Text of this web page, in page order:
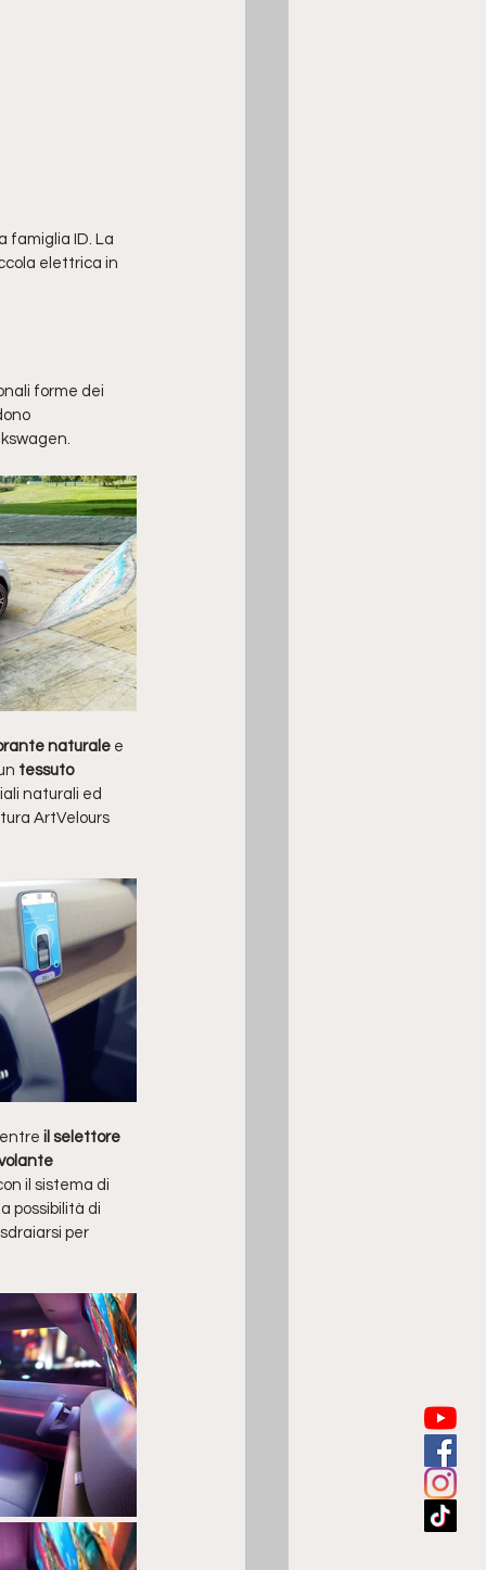
famiglia ID. La
elettrica in
forme dei
naturale e
tessuto
naturali ed
ArtVelours
il selettore
il sistema di
possibilità di
per